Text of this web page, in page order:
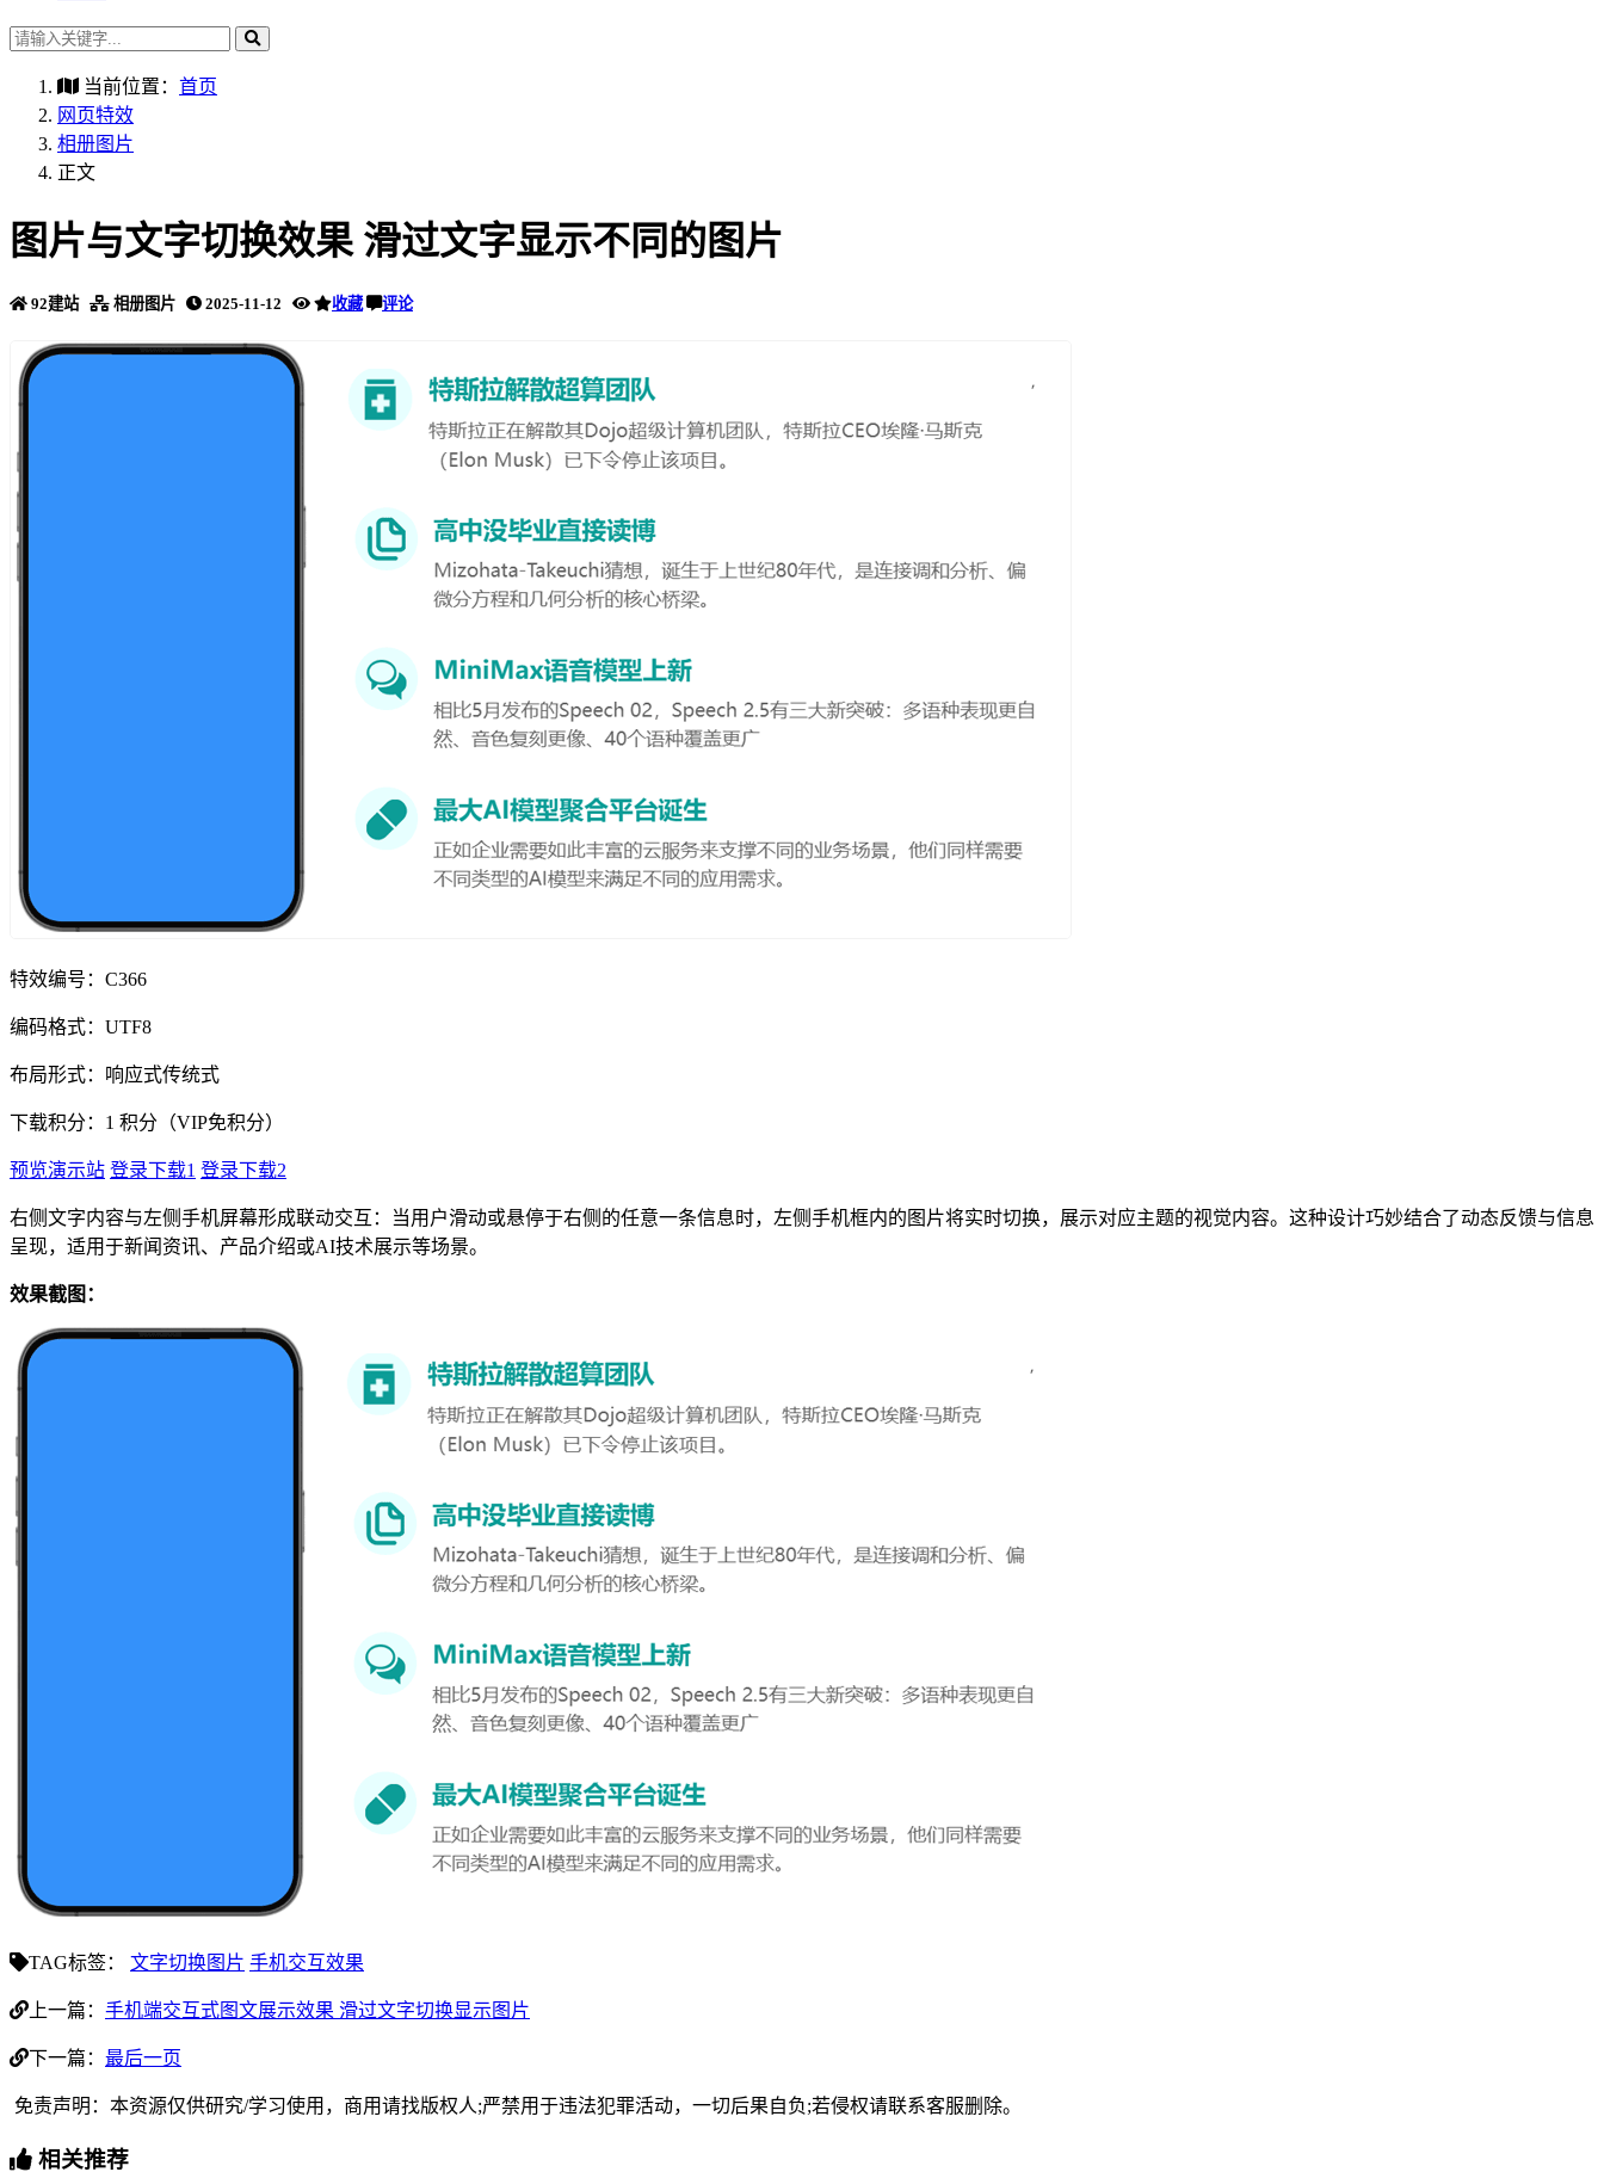
当前位置： 首页
网页特效
相册图片
正文
图片与文字切换效果 滑过文字显示不同的图片
92建站 相册图片 2025-11-12 收藏 评论
特效编号：C366
编码格式：UTF8
布局形式：响应式传统式
下载积分： 1 积分（VIP免积分）
预览演示站 登录下载1 登录下载2
右侧文字内容与左侧手机屏幕形成联动交互：当用户滑动或悬停于右侧的任意一条信息时，左侧手机框内的图片将实时切换，展示对应主题的视觉内容。这种设计巧妙结合了动态反馈与信息
呈现，适用于新闻资讯、产品介绍或AI技术展示等场景。
效果截图：
TAG标签： 文字切换图片 手机交互效果
上一篇： 手机端交互式图文展示效果 滑过文字切换显示图片
下一篇： 最后一页
免责声明：本资源仅供研究/学习使用，商用请找版权人;严禁用于违法犯罪活动，一切后果自负;若侵权请联系客服删除。
相关推荐